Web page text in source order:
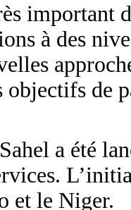
important
à des
objectifs de
a été
et le Niger.